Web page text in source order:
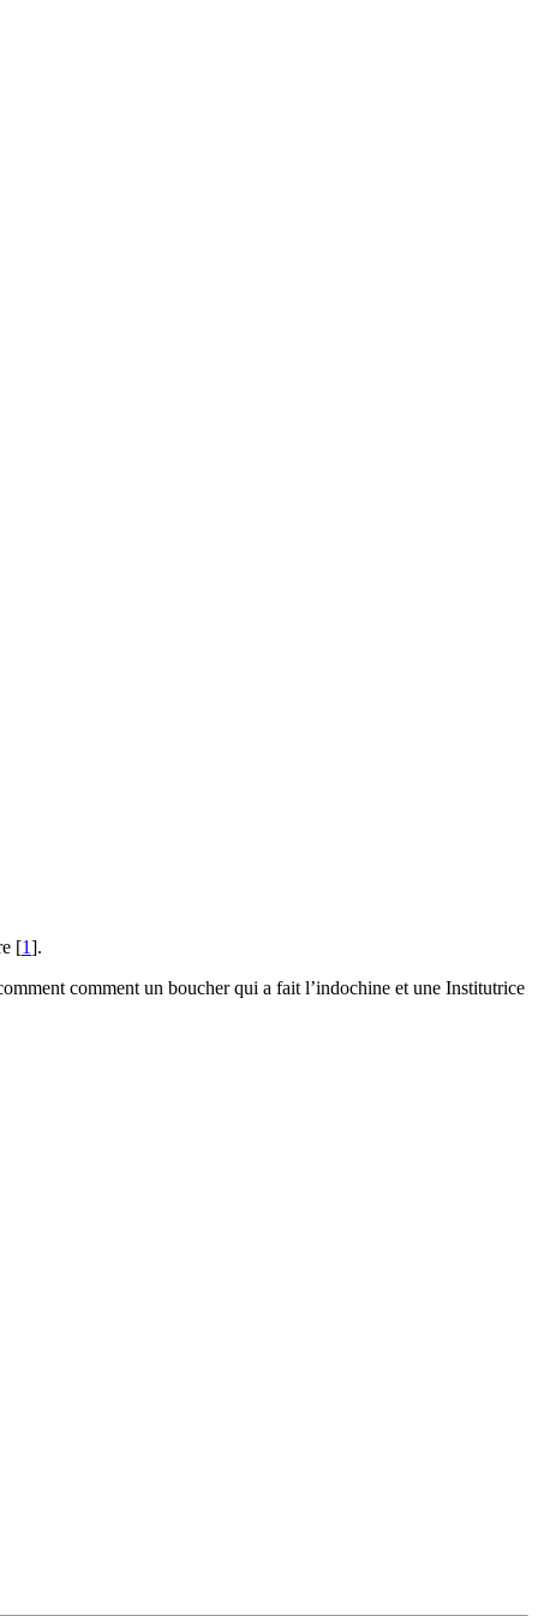
[1].
comment un boucher qui a fait l’indochine et une Institutrice